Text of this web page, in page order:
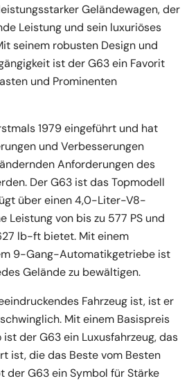
Geländewagen, der
Leistung und sein luxuriöses
seinem robusten Design und
ist der G63 ein Favorit
und Prominenten
1979 eingeführt und hat
und Verbesserungen
Anforderungen des
Der G63 ist das Topmodell
über einen 4,0-Liter-V8-
Leistung von bis zu 577 PS und
lb-ft bietet. Mit einem
9-Gang-Automatikgetriebe ist
Gelände zu bewältigen.
Fahrzeug ist, ist er
Mit einem Basispreis
der G63 ein Luxusfahrzeug, das
ist, die das Beste vom Besten
der G63 ein Symbol für Stärke